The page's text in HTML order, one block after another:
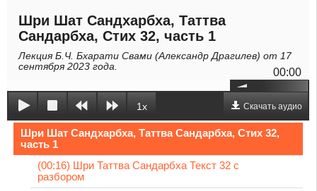
Шри Шат Сандхарбха, Таттва
Сандарбха, Стих 32, часть 1
Лекция Б.Ч. Бхарати Свами (Александр Драгилев) от 17
сентября 2023 года.
00:00
1x Скачать аудио
Шри Шат Сандхарбха, Таттва Сандарбха, Стих 32,
часть 1
(00:16) Шри Таттва Сандарбха Текст 32 с
разбором